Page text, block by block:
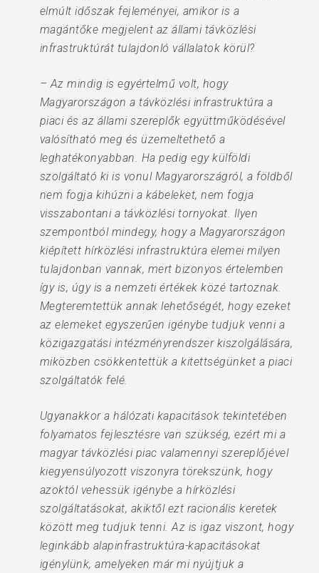
elmúlt időszak fejleményei, amikor is a
magántőke megjelent az állami távközlési
infrastruktúrát tulajdonló vállalatok körül?
– Az mindig is egyértelmű volt, hogy
Magyarországon a távközlési infrastruktúra a
piaci és az állami szereplők együttműködésével
valósítható meg és üzemeltethető a
leghatékonyabban. Ha pedig egy külföldi
szolgáltató ki is vonul Magyarországról, a földből
nem fogja kihúzni a kábeleket, nem fogja
visszabontani a távközlési tornyokat. Ilyen
szempontból mindegy, hogy a Magyarországon
kiépített hírközlési infrastruktúra elemei milyen
tulajdonban vannak, mert bizonyos értelemben
így is, úgy is a nemzeti értékek közé tartoznak.
Megteremtettük annak lehetőségét, hogy ezeket
az elemeket egyszerűen igénybe tudjuk venni a
közigazgatási intézményrendszer kiszolgálására,
miközben csökkentettük a kitettségünket a piaci
szolgáltatók felé.
Ugyanakkor a hálózati kapacitások tekintetében
folyamatos fejlesztésre van szükség, ezért mi a
magyar távközlési piac valamennyi szereplőjével
kiegyensúlyozott viszonyra törekszünk, hogy
azoktól vehessük igénybe a hírközlési
szolgáltatásokat, akiktől ezt racionális keretek
között meg tudjuk tenni. Az is igaz viszont, hogy
leginkább alapinfrastruktúra-kapacitásokat
igénylünk, amelyeken már mi nyújtjuk a